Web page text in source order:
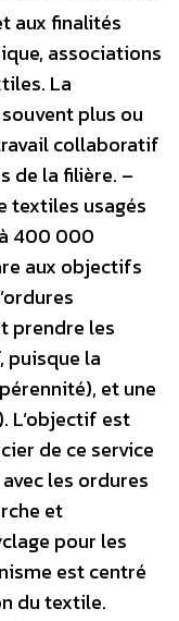
aux finalités
associations
La
plus ou
collaboratif
de la filière. –
textiles usagés
400 000
aux objectifs
prendre les
puisque la
et une
L’objectif est
de ce service
les ordures
et
pour les
est centré
du textile.